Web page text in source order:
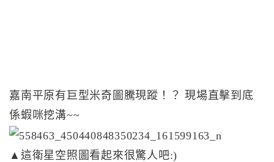
嘉南平原有巨型米奇圖騰現蹤！？ 現場直擊到底
係蝦咪挖溝~~
▲這衛星空照圖看起來很驚人吧:)